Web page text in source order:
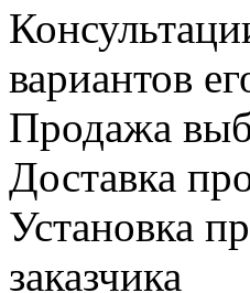
вариантов
Продажа
Доставка
Установка
заказчика